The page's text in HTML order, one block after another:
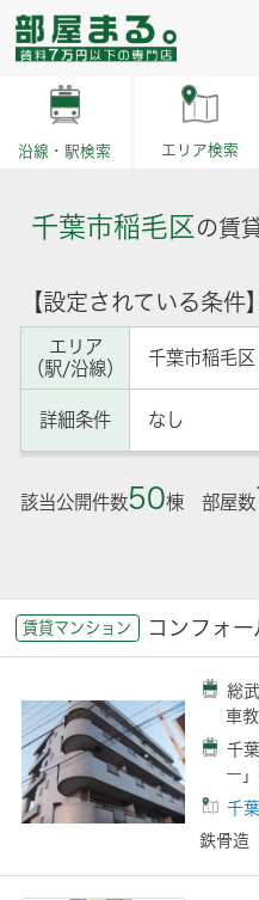
沿線・駅検索 エリア検索
千葉市稲毛区 の賃
【設定されている条件】
エリア
（駅/沿線）
千葉市稲毛区
詳細条件 なし
該当公開件数50棟 部屋数
賃貸マンション コンフォー
総
車
千
ー
千
鉄骨